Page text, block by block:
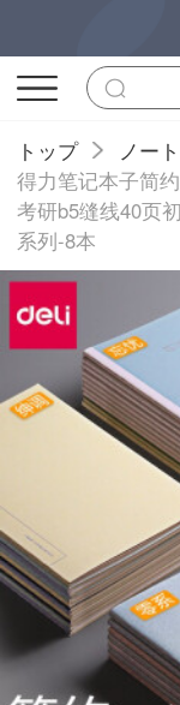
トップ
ノー
得力笔记本子简
考研b5缝线40页
系列-8本